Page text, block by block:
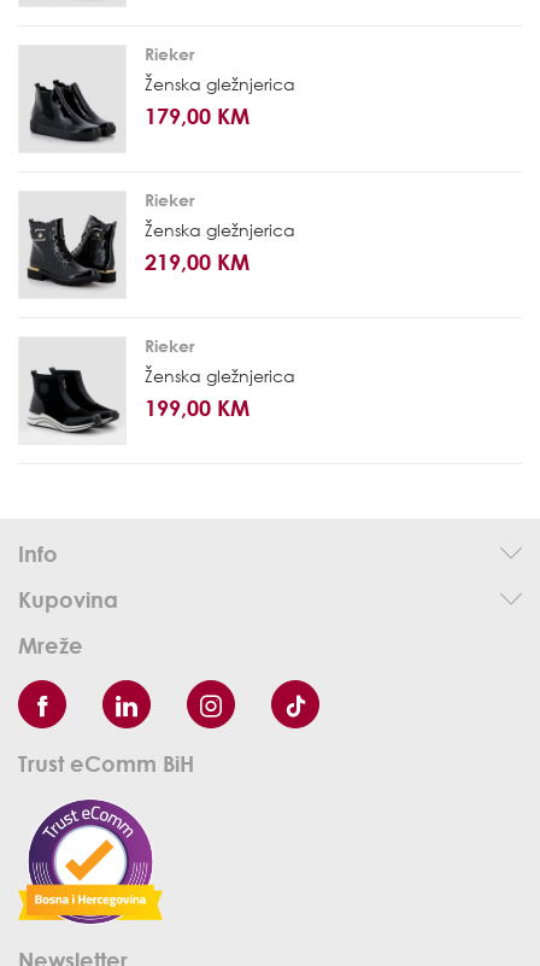
Rieker
Ženska gležnjerica
179,00 KM
Rieker
Ženska gležnjerica
219,00 KM
Rieker
Ženska gležnjerica
199,00 KM
Info
Kupovina
Mreže
Trust eComm BiH
Newsletter